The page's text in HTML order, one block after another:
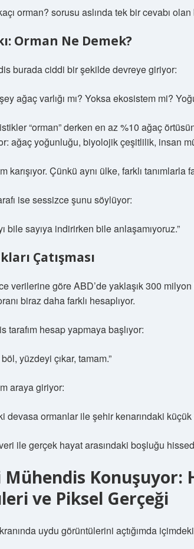
orman? sorusu aslında tek bir cevabı
Orman Ne Demek?
burada ciddi bir şekilde devreye giriyor:
ağaç varlığı mı? Yoksa ekosistem mi?
“orman” derken en az %10 ağaç
ağaç yoğunluğu, biyolojik çeşitlilik, insan
karışıyor. Çünkü aynı ülke, farklı tanımlarla
ise sessizce şunu söylüyor:
bile sayıya indirirken bile anlaşamıyoruz.”
Çatışması
verilerine göre ABD’de yaklaşık 300
biraz daha farklı hesaplıyor.
tarafım hesap yapmaya başlıyor:
yüzdeyi çıkar, tamam.”
araya giriyor:
devasa ormanlar ile şehir kenarındaki küçük
ile gerçek hayat arasındaki boşluğu
Mühendis Konuşuyor:
ve Piksel Gerçeği
uydu görüntülerini açtığımda